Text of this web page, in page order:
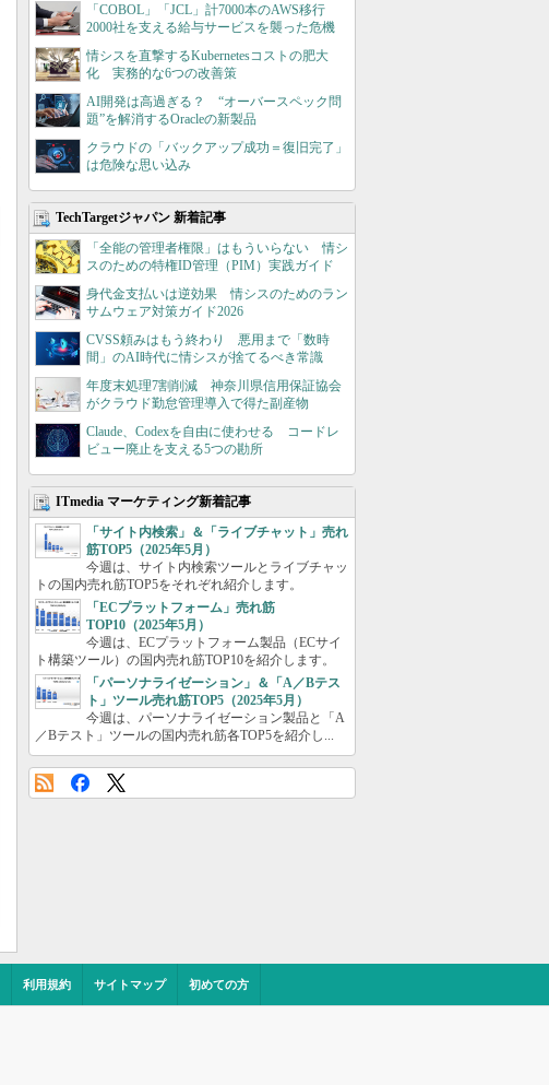
「COBOL」「JCL」計7000本のAWS移行
2000社を支える給与サービスを襲った危機
情シスを直撃するKubernetesコストの肥大
化 実務的な6つの改善策
AI開発は高過ぎる？ “オーバースペック問
題”を解消するOracleの新製品
クラウドの「バックアップ成功＝復旧完了」
は危険な思い込み
TechTargetジャパン 新着記事
「全能の管理者権限」はもういらない 情シ
スのための特権ID管理（PIM）実践ガイド
身代金支払いは逆効果 情シスのためのラン
サムウェア対策ガイド2026
CVSS頼みはもう終わり 悪用まで「数時
間」のAI時代に情シスが捨てるべき常識
年度末処理7割削減 神奈川県信用保証協会
がクラウド勤怠管理導入で得た副産物
Claude、Codexを自由に使わせる コードレ
ビュー廃止を支える5つの勘所
ITmedia マーケティング新着記事
「サイト内検索」＆「ライブチャット」売れ
筋TOP5（2025年5月）
今週は、サイト内検索ツールとライブチャッ
トの国内売れ筋TOP5をそれぞれ紹介します。
「ECプラットフォーム」売れ筋
TOP10（2025年5月）
今週は、ECプラットフォーム製品（ECサイ
ト構築ツール）の国内売れ筋TOP10を紹介します。
「パーソナライゼーション」＆「A／Bテス
ト」ツール売れ筋TOP5（2025年5月）
今週は、パーソナライゼーション製品と「A
／Bテスト」ツールの国内売れ筋各TOP5を紹介し...
利用規約 サイトマップ 初めての方